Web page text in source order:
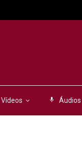
Vídeos mic Áudios